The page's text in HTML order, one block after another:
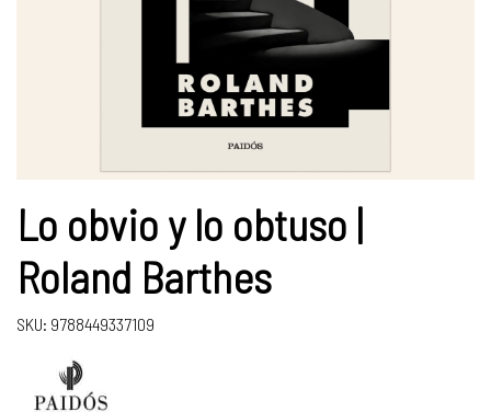
Lo obvio y lo obtuso |
Roland Barthes
SKU: 9788449337109